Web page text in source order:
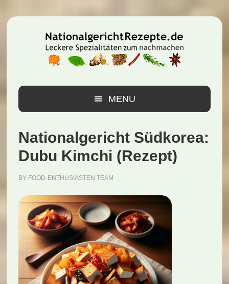
Hauptnavigation
Inhalt
Seitenspalte
MENU
Nationalgericht Südkorea:
Dubu Kimchi (Rezept)
BY FOOD-ENTHUSIASTEN TEAM